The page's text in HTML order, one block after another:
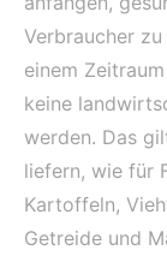
Verbraucher
einem
keine
werden. Das
liefern, wie für
Kartoffeln,
Getreide und